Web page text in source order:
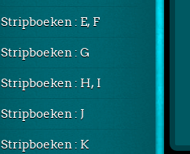
Stripboeken : E, F
Stripboeken : G
Stripboeken : H, I
Stripboeken : J
Stripboeken : K